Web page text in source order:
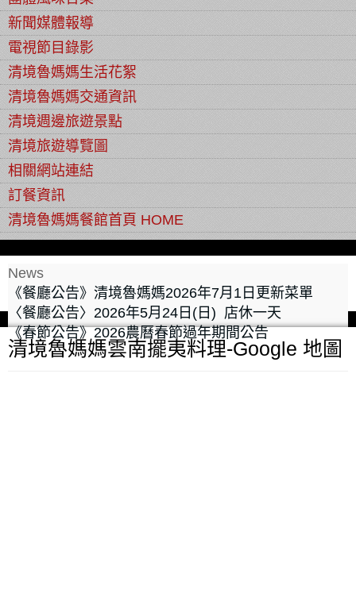
新聞媒體報導
電視節目錄影
清境魯媽媽生活花絮
清境魯媽媽交通資訊
清境週邊旅遊景點
清境旅遊導覽圖
相關網站連結
訂餐資訊
清境魯媽媽餐館首頁 HOME
News
《餐廳公告》清境魯媽媽2026年7月1日更新菜單
〈餐廳公告〉2026年5月24日(日) 店休一天
《春節公告》2026農曆春節過年期間公告
清境魯媽媽雲南擺夷料理-Google 地圖